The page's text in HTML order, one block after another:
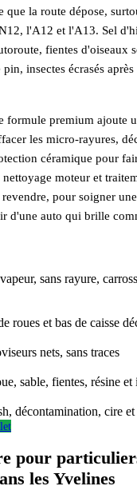
la route dépose,
l'A12 et l'A13. Sel
fientes d'oiseaux
insectes écrasés
formule premium ajoute
les micro-rayures,
céramique pour
moteur et
pour soigner
d'une auto qui brille
sans rayure,
roues et bas de caisse
nets, sans traces
sable, fientes, résine et
décontamination, cire
pour
les Yvelines